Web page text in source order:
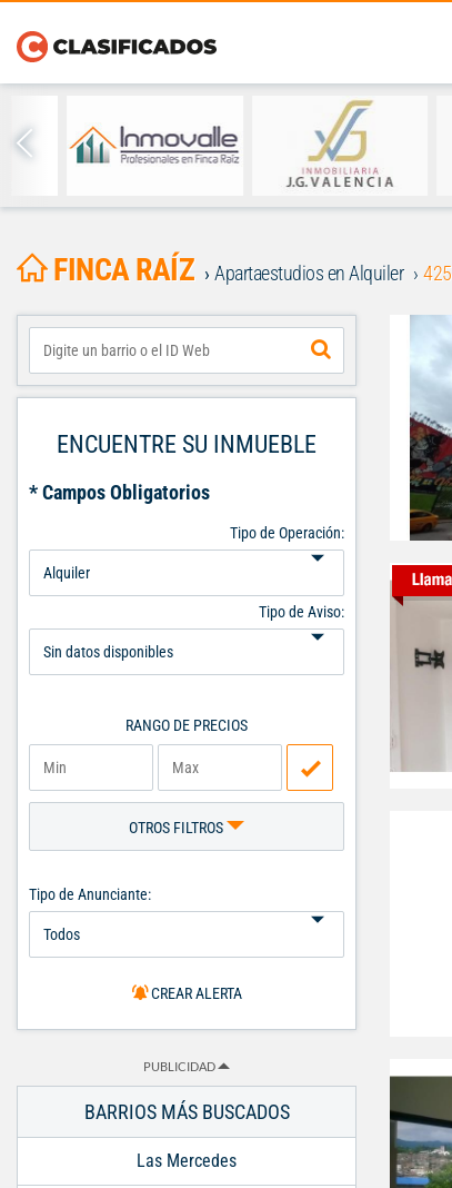
FINCA RAÍZ Apartaestudios en Alquiler 425
ENCUENTRE SU INMUEBLE
* Campos Obligatorios
Tipo de Operación:
Tipo de Aviso:
RANGO DE PRECIOS
OTROS FILTROS
Tipo de Anunciante:
CREAR ALERTA
PUBLICIDAD
BARRIOS MÁS BUSCADOS
Las Mercedes